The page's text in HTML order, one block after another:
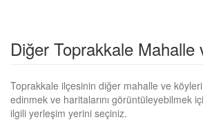
Diğer Toprakkale Mahalle
Toprakkale ilçesinin diğer mahalle ve
edinmek ve haritalarını görüntüleyebilmek
ilgili yerleşim yerini seçiniz.